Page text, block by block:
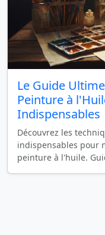
Le Guide
Peinture à
Indispensables
Découvrez les
indispensables pour
peinture à l'huile.